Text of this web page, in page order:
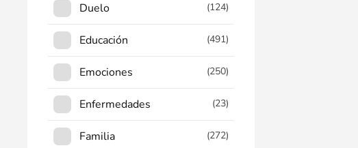
Duelo (124)
Educación (491)
Emociones (250)
Enfermedades (23)
Familia (272)